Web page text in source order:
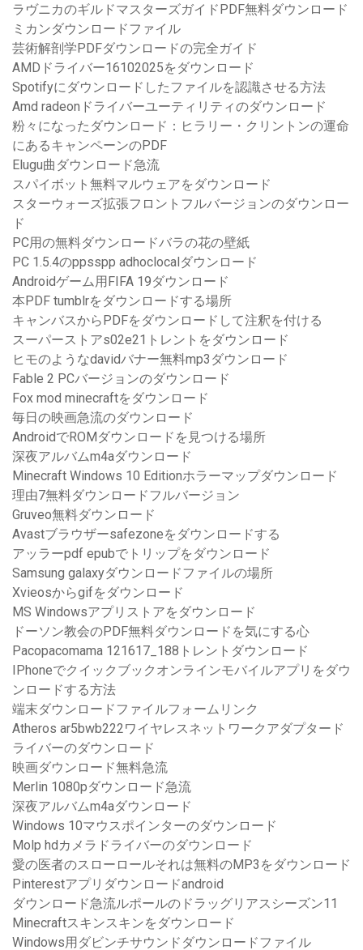
ラヴニカのギルドマスターズガイドPDF無料ダウンロード
ミカンダウンロードファイル
芸術解剖学PDFダウンロードの完全ガイド
AMDドライバー16102025をダウンロード
Spotifyにダウンロードしたファイルを認識させる方法
Amd radeonドライバーユーティリティのダウンロード
粉々になったダウンロード：ヒラリー・クリントンの運命
にあるキャンペーンのPDF
Elugu曲ダウンロード急流
スパイボット無料マルウェアをダウンロード
スターウォーズ拡張フロントフルバージョンのダウンロー
ド
PC用の無料ダウンロードバラの花の壁紙
PC 1.5.4のppsspp adhoclocalダウンロード
Androidゲーム用FIFA 19ダウンロード
本PDF tumblrをダウンロードする場所
キャンバスからPDFをダウンロードして注釈を付ける
スーパーストアs02e21トレントをダウンロード
ヒモのようなdavidバナー無料mp3ダウンロード
Fable 2 PCバージョンのダウンロード
Fox mod minecraftをダウンロード
毎日の映画急流のダウンロード
AndroidでROMダウンロードを見つける場所
深夜アルバムm4aダウンロード
Minecraft Windows 10 Editionホラーマップダウンロード
理由7無料ダウンロードフルバージョン
Gruveo無料ダウンロード
Avastブラウザーsafezoneをダウンロードする
アッラーpdf epubでトリップをダウンロード
Samsung galaxyダウンロードファイルの場所
Xvieosからgifをダウンロード
MS Windowsアプリストアをダウンロード
ドーソン教会のPDF無料ダウンロードを気にする心
Pacopacomama 121617_188トレントダウンロード
IPhoneでクイックブックオンラインモバイルアプリをダウ
ンロードする方法
端末ダウンロードファイルフォームリンク
Atheros ar5bwb222ワイヤレスネットワークアダプタード
ライバーのダウンロード
映画ダウンロード無料急流
Merlin 1080pダウンロード急流
深夜アルバムm4aダウンロード
Windows 10マウスポインターのダウンロード
Molp hdカメラドライバーのダウンロード
愛の医者のスローロールそれは無料のMP3をダウンロード
Pinterestアプリダウンロードandroid
ダウンロード急流ルポールのドラッグリアスシーズン11
Minecraftスキンスキンをダウンロード
Windows用ダビンチサウンドダウンロードファイル